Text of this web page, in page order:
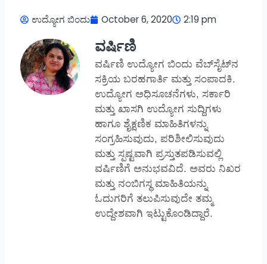
ಉದ್ಯೋಗ ಬಿಂದು October 6, 2020 2:19 pm
ವರ್ಷಿಣಿ
ವರ್ಷಿಣಿ ಉದ್ಯೋಗ ಬಿಂದು ವೆಬ್‌ಸೈಟ್‌ನ
ಸಕ್ರಿಯ ಬರಹಗಾರ್ತಿ ಮತ್ತು ಸಂಪಾದಕಿ.
ಉದ್ಯೋಗ ಅಧಿಸೂಚನೆಗಳು, ಸರ್ಕಾರಿ
ಮತ್ತು ಖಾಸಗಿ ಉದ್ಯೋಗ ಸುದ್ದಿಗಳು
ಹಾಗೂ ಶೈಕ್ಷಣಿಕ ಮಾಹಿತಿಗಳನ್ನು
ಸಂಗ್ರಹಿಸುವುದು, ಪರಿಶೀಲಿಸುವುದು
ಮತ್ತು ಸ್ಪಷ್ಟವಾಗಿ ಪ್ರಸ್ತುತಪಡಿಸುವಲ್ಲಿ
ವರ್ಷಿಣಿಗೆ ಅನುಭವವಿದೆ. ಅವರು ನಿಖರ
ಮತ್ತು ನಂಬಿಗಸ್ಥ ಮಾಹಿತಿಯನ್ನು
ಓದುಗರಿಗೆ ತಲುಪಿಸುವುದೇ ತಮ್ಮ
ಉದ್ದೇಶವಾಗಿ ಇಟ್ಟುಕೊಂಡಿದ್ದಾರೆ.